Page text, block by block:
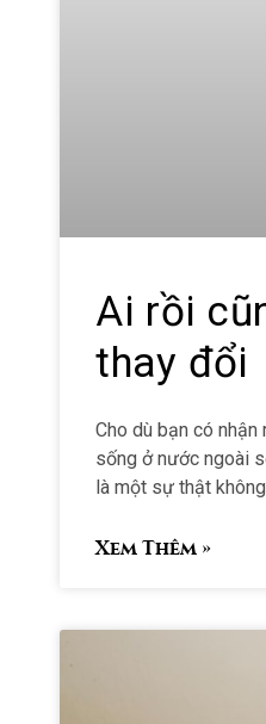
Ai rồi
thay đổi
Cho dù bạn có nhận
sống ở nước ngoài
là một sự thật
Xem Thêm »